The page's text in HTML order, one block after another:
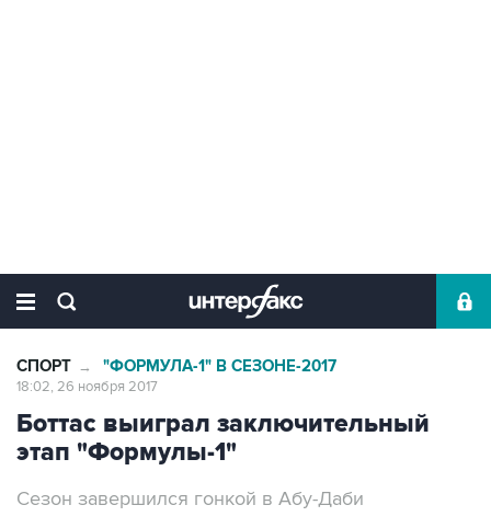
СПОРТ → "ФОРМУЛА-1" В СЕЗОНЕ-2017
18:02, 26 ноября 2017
Боттас выиграл заключительный
этап "Формулы-1"
Сезон завершился гонкой в Абу-Даби